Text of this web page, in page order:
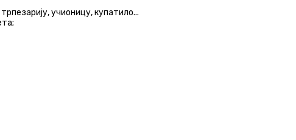
учионицу, купатило...